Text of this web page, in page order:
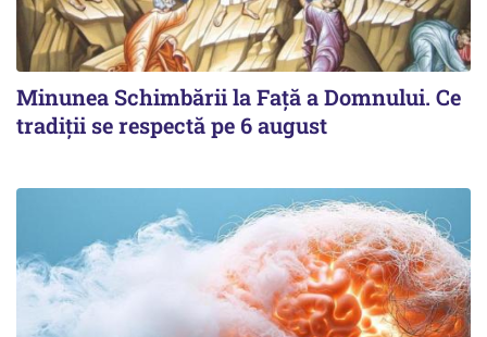
Minunea Schimbării la Față a Domnului. Ce
tradiții se respectă pe 6 august